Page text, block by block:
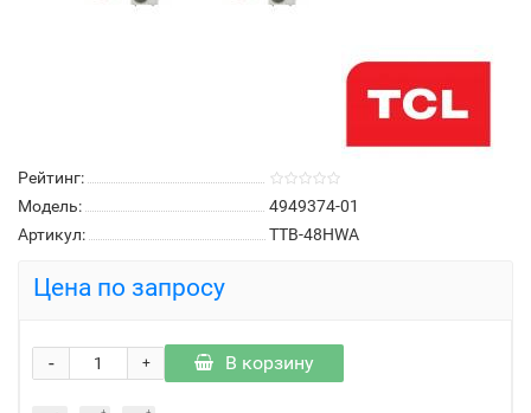
Рейтинг:
Модель:
4949374-01
Артикул:
TTB-48HWA
Цена по запросу
+
- В корзину